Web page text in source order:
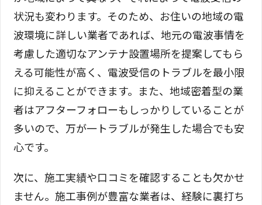
状況も変わります。そのため、お住いの地域の電
波環境に詳しい業者であれば、地元の電波事情を
考慮した適切なアンテナ設置場所を提案してもら
える可能性が高く、電波受信のトラブルを最小限
に抑えることができます。また、地域密着型の業
者はアフターフォローもしっかりしていることが
多いので、万が一トラブルが発生した場合でも安
心です。
次に、施工実績や口コミを確認することも欠かせ
ません。施工事例が豊富な業者は、経験に裏打ち